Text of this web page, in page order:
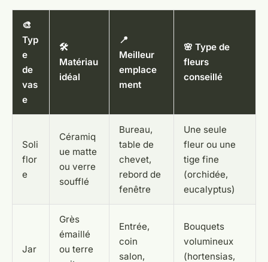
🎨
Typ
e
de
vas
e
🛠️
Matériau
idéal
📍
Meilleur
emplace
ment
🌸 Type de
fleurs
conseillé
Soli
flor
e
Céramiq
ue matte
ou verre
soufflé
Bureau,
table de
chevet,
rebord de
fenêtre
Une seule
fleur ou une
tige fine
(orchidée,
eucalyptus)
Jar
Grès
émaillé
ou terre
Entrée,
coin
salon,
Bouquets
volumineux
(hortensias,